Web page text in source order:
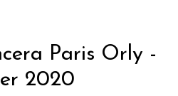
Paris Orly -
2020